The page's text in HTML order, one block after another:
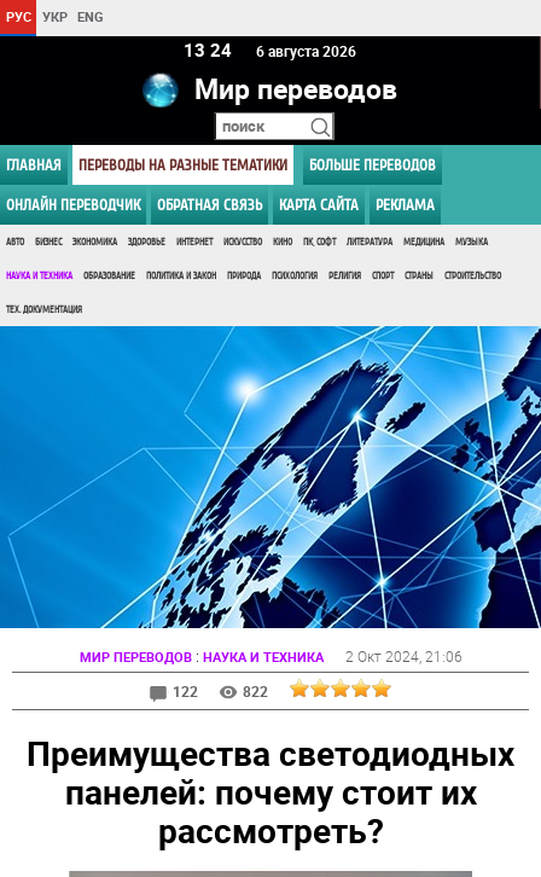
РУС УКР ENG
13:24 6 августа 2026
Мир переводов
ГЛАВНАЯ ПЕРЕВОДЫ НА РАЗНЫЕ ТЕМАТИКИ БОЛЬШЕ ПЕРЕВОДОВ
ОНЛАЙН ПЕРЕВОДЧИК ОБРАТНАЯ СВЯЗЬ КАРТА САЙТА РЕКЛАМА
АВТО БИЗНЕС ЭКОНОМИКА ЗДОРОВЬЕ ИНТЕРНЕТ ИСКУССТВО КИНО ПК, СОФТ ЛИТЕРАТУРА МЕДИЦИНА МУЗЫКА
НАУКА И ТЕХНИКА ОБРАЗОВАНИЕ ПОЛИТИКА И ЗАКОН ПРИРОДА ПСИХОЛОГИЯ РЕЛИГИЯ СПОРТ СТРАНЫ СТРОИТЕЛЬСТВО
ТЕХ. ДОКУМЕНТАЦИЯ
МИР ПЕРЕВОДОВ: НАУКА И ТЕХНИКА 2 Окт 2024, 21:06
122
822
Преимущества светодиодных
панелей: почему стоит их
рассмотреть?